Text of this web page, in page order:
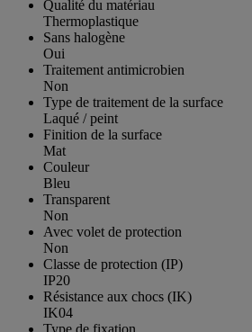
Qualité du matériau
Thermoplastique
Sans halogène
Oui
Traitement antimicrobien
Non
Type de traitement de la surface
Laqué / peint
Finition de la surface
Mat
Couleur
Bleu
Transparent
Non
Avec volet de protection
Non
Classe de protection (IP)
IP20
Résistance aux chocs (IK)
IK04
Type de fixation